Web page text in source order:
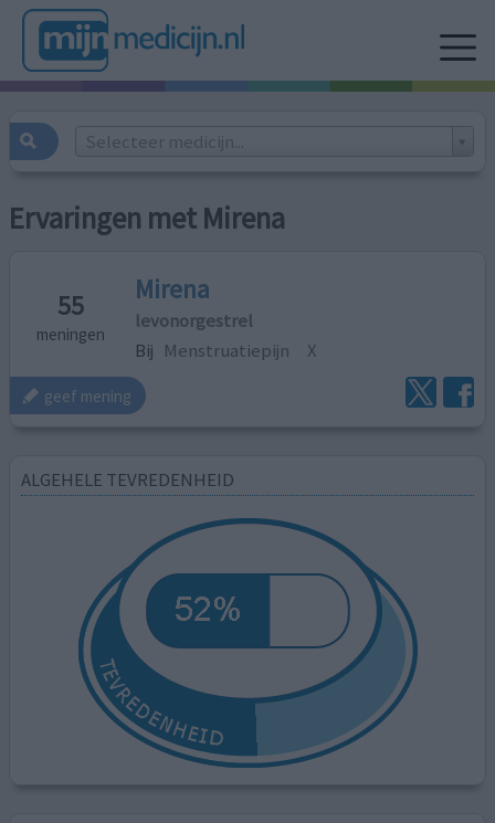
Selecteer medicijn...
Ervaringen met Mirena
55
meningen
Mirena
levonorgestrel
Bij Menstruatiepijn X
geef mening
ALGEHELE TEVREDENHEID